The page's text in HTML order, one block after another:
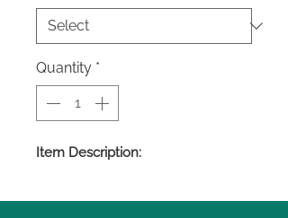
Quantity *
Item Description: